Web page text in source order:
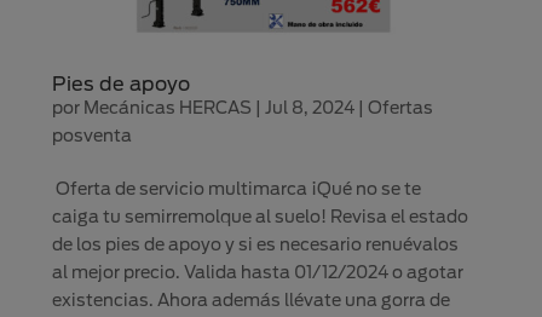
Pies de apoyo
por Mecánicas HERCAS |Jul 8, 2024 |Ofertas
posventa
Oferta de servicio multimarca ¡Qué no se te
caiga tu semirremolque al suelo! Revisa el estado
de los pies de apoyo y si es necesario renuévalos
al mejor precio. Valida hasta 01/12/2024 o agotar
existencias. Ahora además llévate una gorra de